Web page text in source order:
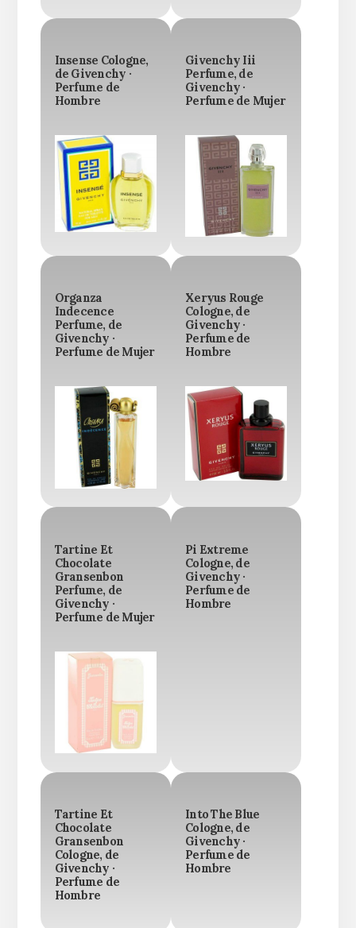
Insense Cologne,
de Givenchy ·
Perfume de
Hombre
Givenchy Iii
Perfume, de
Givenchy ·
Perfume de Mujer
Organza
Indecence
Perfume, de
Givenchy ·
Perfume de Mujer
Xeryus Rouge
Cologne, de
Givenchy ·
Perfume de
Hombre
Tartine Et
Chocolate
Gransenbon
Perfume, de
Givenchy ·
Perfume de Mujer
Pi Extreme
Cologne, de
Givenchy ·
Perfume de
Hombre
Tartine Et
Chocolate
Gransenbon
Cologne, de
Givenchy ·
Perfume de
Hombre
Into The Blue
Cologne, de
Givenchy ·
Perfume de
Hombre